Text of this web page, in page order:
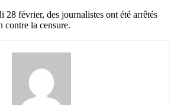
28 février, des journalistes ont été arrêtés
contre la censure.